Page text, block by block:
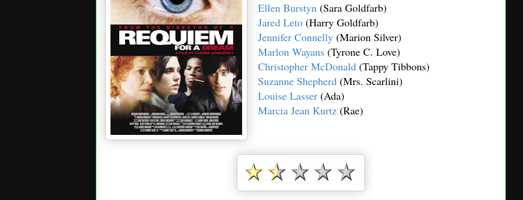
Ellen Burstyn (Sara Goldfarb)
Jared Leto (Harry Goldfarb)
Jennifer Connelly (Marion Silver)
Marlon Wayans (Tyrone C. Love)
Christopher McDonald (Tappy Tibbons)
Suzanne Shepherd (Mrs. Scarlini)
Louise Lasser (Ada)
Marcia Jean Kurtz (Rae)